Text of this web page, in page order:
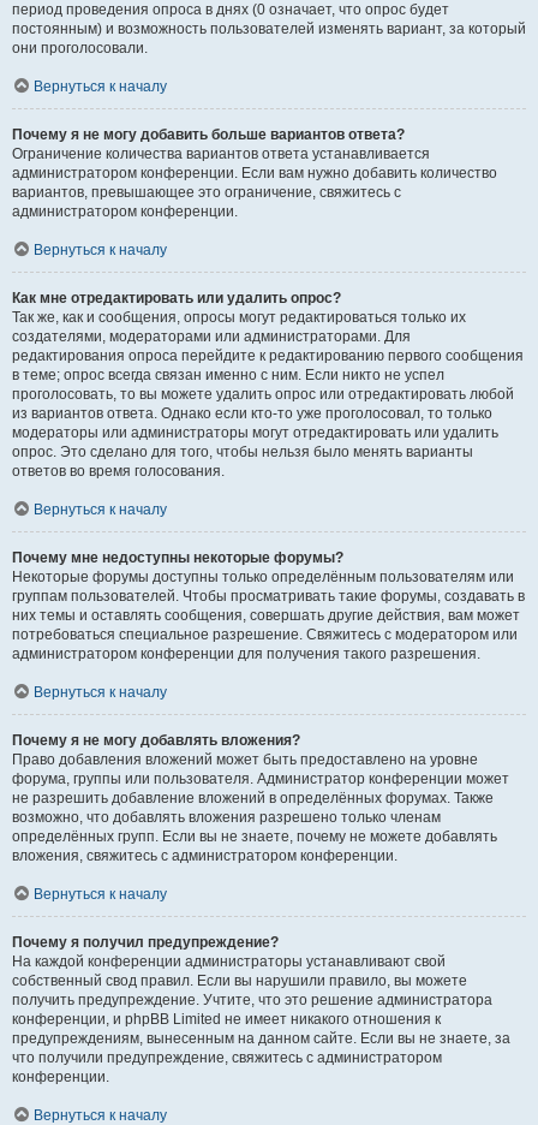
период проведения опроса в днях (0 означает, что опрос будет
постоянным) и возможность пользователей изменять вариант, за который
они проголосовали.
Вернуться к началу
Почему я не могу добавить больше вариантов ответа?
Ограничение количества вариантов ответа устанавливается
администратором конференции. Если вам нужно добавить количество
вариантов, превышающее это ограничение, свяжитесь с
администратором конференции.
Вернуться к началу
Как мне отредактировать или удалить опрос?
Так же, как и сообщения, опросы могут редактироваться только их
создателями, модераторами или администраторами. Для
редактирования опроса перейдите к редактированию первого сообщения
в теме; опрос всегда связан именно с ним. Если никто не успел
проголосовать, то вы можете удалить опрос или отредактировать любой
из вариантов ответа. Однако если кто-то уже проголосовал, то только
модераторы или администраторы могут отредактировать или удалить
опрос. Это сделано для того, чтобы нельзя было менять варианты
ответов во время голосования.
Вернуться к началу
Почему мне недоступны некоторые форумы?
Некоторые форумы доступны только определённым пользователям или
группам пользователей. Чтобы просматривать такие форумы, создавать в
них темы и оставлять сообщения, совершать другие действия, вам может
потребоваться специальное разрешение. Свяжитесь с модератором или
администратором конференции для получения такого разрешения.
Вернуться к началу
Почему я не могу добавлять вложения?
Право добавления вложений может быть предоставлено на уровне
форума, группы или пользователя. Администратор конференции может
не разрешить добавление вложений в определённых форумах. Также
возможно, что добавлять вложения разрешено только членам
определённых групп. Если вы не знаете, почему не можете добавлять
вложения, свяжитесь с администратором конференции.
Вернуться к началу
Почему я получил предупреждение?
На каждой конференции администраторы устанавливают свой
собственный свод правил. Если вы нарушили правило, вы можете
получить предупреждение. Учтите, что это решение администратора
конференции, и phpBB Limited не имеет никакого отношения к
предупреждениям, вынесенным на данном сайте. Если вы не знаете, за
что получили предупреждение, свяжитесь с администратором
конференции.
Вернуться к началу